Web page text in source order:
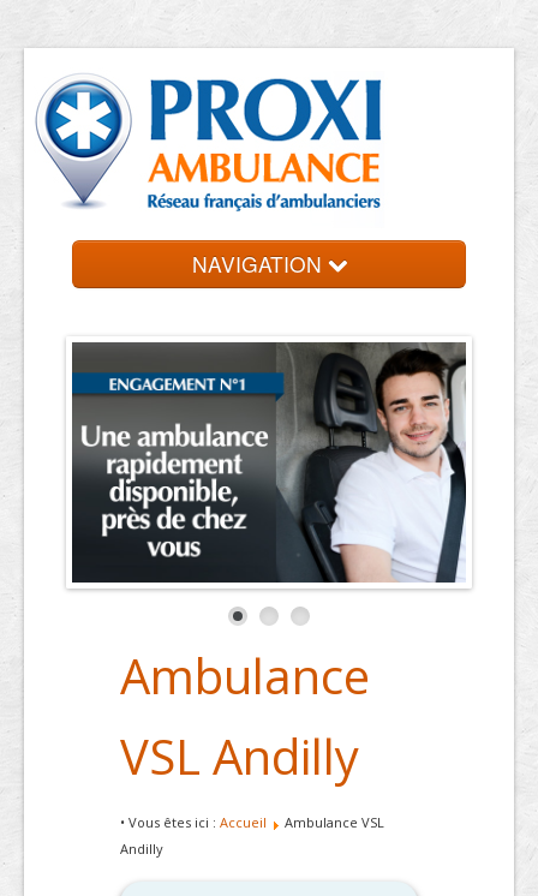
NAVIGATION
Trouvez votre ambulancier
Ambulance
VSL Andilly
• Vous êtes ici : Accueil
Ambulance VSL
Andilly